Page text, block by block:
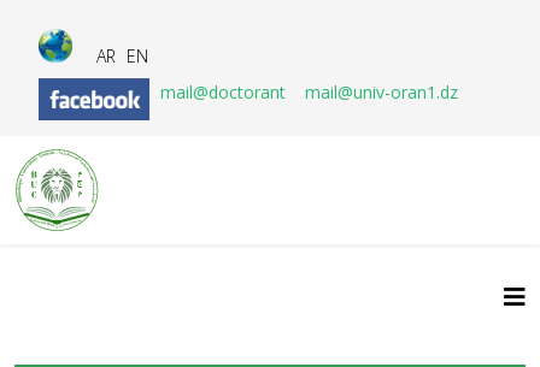
AR EN
mail@doctorant
mail@univ-oran1.dz